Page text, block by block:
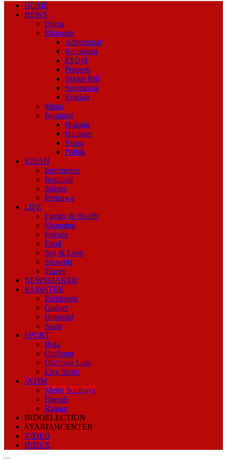
HOME
NEWS
Dunia
Ekonomi
Advertorial
Keuangan
ESDM
Properti
Sektor Riil
Seremonia
Syariah
Metro
Nasional
Hukrim
Hankam
Kesra
Politik
KISAH
Intermezzo
Inspiratif
Sukses
Peristiwa
LIFE
Family & Health
Shopping
Female
Food
Sex & Love
Showbiz
Travel
NEWSMAKER
SAINSTEK
Elektronik
Gadget
Otomotif
Sains
SPORT
Bola
OtoSport
Olahraga Lain
Live Score
JATIM
Metro Surabaya
Daerah
Ragam
INDOELECTION
SYARIAHCENTER
VIDEO
INDEX